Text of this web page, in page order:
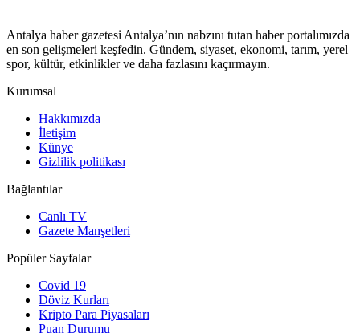
Antalya haber gazetesi Antalya’nın nabzını tutan haber portalımızda
en son gelişmeleri keşfedin. Gündem, siyaset, ekonomi, tarım, yerel
spor, kültür, etkinlikler ve daha fazlasını kaçırmayın.
Kurumsal
Hakkımızda
İletişim
Künye
Gizlilik politikası
Bağlantılar
Canlı TV
Gazete Manşetleri
Popüler Sayfalar
Covid 19
Döviz Kurları
Kripto Para Piyasaları
Puan Durumu